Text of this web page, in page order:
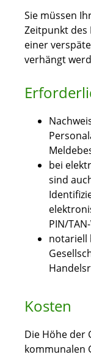
Sie müssen
Zeitpunkt des
einer
verhängt
bei
sind
PIN/
notariell
Kosten
Die Höhe der
kommunalen